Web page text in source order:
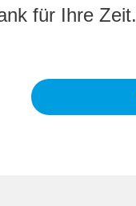
für Ihre Zeit.